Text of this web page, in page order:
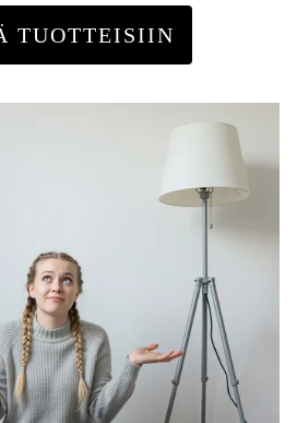
TUOTTEISIIN